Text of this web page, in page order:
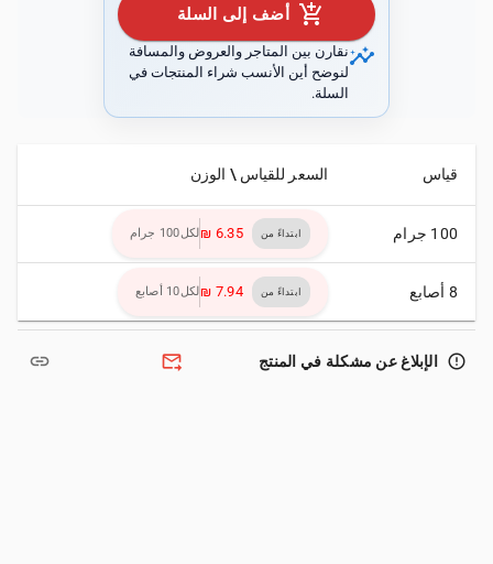
add_shopping_cart أضف إلى السلة
insightsنقارن بين المتاجر والعروض والمسافة
لنوضح أين الأنسب شراء المنتجات في
السلة.
قياس السعر للقياس \ الوزن
100 جرام ابتداءً من ‏6.35 ₪ لكل100 جرام
8 أصابع ابتداءً من ‏7.94 ₪ لكل10 أصابع
error_outline الإبلاغ عن مشكلة في المنتج forward_to_inbox
link